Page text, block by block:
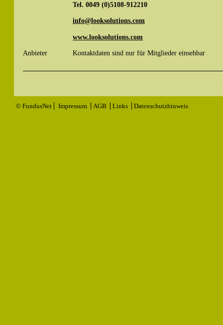
Tel. 0049 (0)5108-912210
info@looksolutions.com
www.looksolutions.com
Anbieter Kontaktdaten sind nur für Mitglieder einsehbar
© FundusNet Impressum AGB Links Datenschutzhinweis